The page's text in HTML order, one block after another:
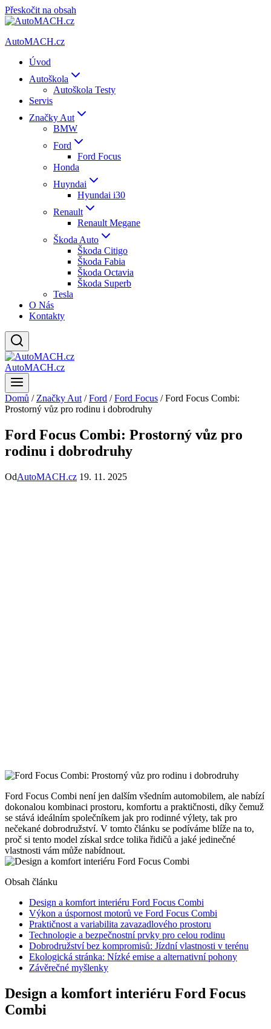
Přeskočit na obsah
AutoMACH.cz
Úvod
Autoškola
Autoškola Testy
Servis
Značky Aut
BMW
Ford
Ford Focus
Honda
Huyndai
Hyundai i30
Renault
Renault Megane
Škoda Auto
Škoda Citigo
Škoda Fabia
Škoda Octavia
Škoda Superb
Tesla
O Nás
Kontakty
AutoMACH.cz
Domů / Značky Aut / Ford / Ford Focus / Ford Focus Combi:
Prostorný vůz pro rodinu i dobrodruhy
Ford Focus Combi: Prostorný vůz pro
rodinu i dobrodruhy
OdAutoMACH.cz 19. 11. 2025
Ford Focus Combi není jen dalším všedním automobilem, ale nabízí
dokonalou kombinaci prostoru, komfortu a praktičnosti, díky čemuž
se stává ideálním společníkem jak pro rodinné výlety, tak pro
nečekané dobrodružství. V tomto článku se podíváme blíže na to,
proč si tento model získal srdce tolika řidičů a jaké jedinečné
vlastnosti vám může nabídnout.
Obsah článku
Design a komfort interiéru Ford Focus Combi
Výkon a úspornost motorů ve Ford Focus Combi
Praktičnost a variabilita zavazadlového prostoru
Technologie a bezpečnostní prvky pro celou rodinu
Dobrodružství bez kompromisů: Jízdní vlastnosti v terénu
Ekologická stránka: Nízké emise a alternativní pohony
Závěrečné myšlenky
Design a komfort interiéru Ford Focus
Combi